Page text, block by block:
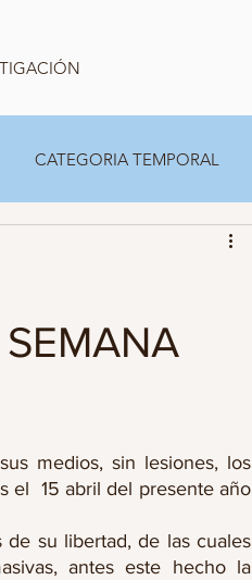
CATEGORIA TEMPORAL
medios, sin lesiones, los
el  15 abril del presente año
de su libertad, de las cuales
antes este hecho la